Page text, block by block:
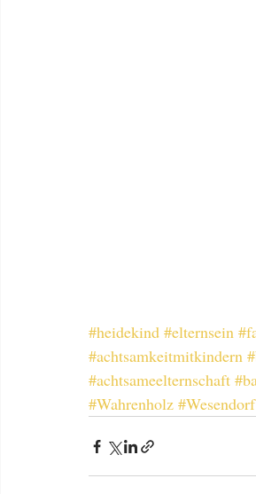
#heidekind #elternsein
#achtsamkeitmitkindern
#achtsameelternschaft
#Wahrenholz #Wesendorf